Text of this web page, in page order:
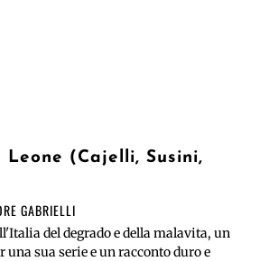
Leone (Cajelli, Susini,
GABRIELLI
del degrado e della malavita, un
sua serie e un racconto duro e